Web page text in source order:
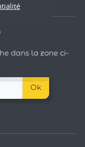
dans la zone ci-
Ok